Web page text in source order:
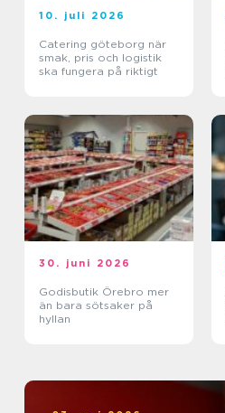
10. juli 2026
Catering göteborg när
smak, pris och logistik
ska fungera på riktigt
30. juni 2026
Godisbutik Örebro mer
än bara sötsaker på
hyllan